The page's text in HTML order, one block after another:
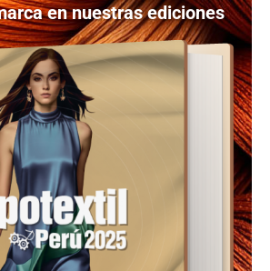
en nuestras ediciones